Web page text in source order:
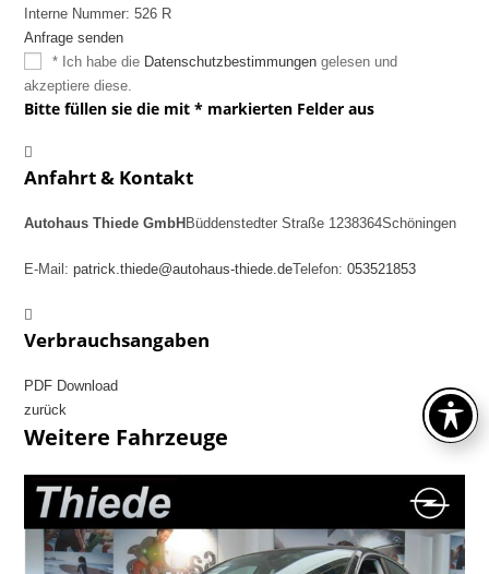
Interne Nummer: 526 R
Anfrage senden
* Ich habe die Datenschutzbestimmungen gelesen und
akzeptiere diese.
Bitte füllen sie die mit * markierten Felder aus
Anfahrt & Kontakt
Autohaus Thiede GmbH Büddenstedter Straße 1238364Schöningen
E-Mail:patrick.thiede@autohaus-thiede.deTelefon:053521853
Verbrauchsangaben
PDF Download
zurück
Weitere Fahrzeuge